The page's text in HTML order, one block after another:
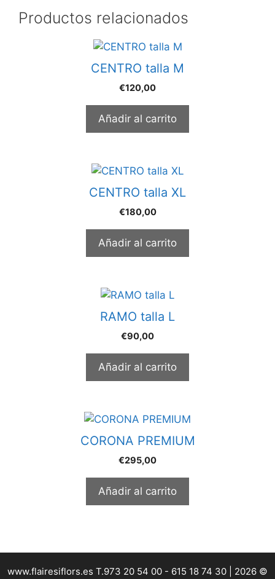
Productos relacionados
CENTRO talla M
€120,00
Añadir al carrito
CENTRO talla XL
€180,00
Añadir al carrito
RAMO talla L
€90,00
Añadir al carrito
CORONA PREMIUM
€295,00
Añadir al carrito
www.flairesiflors.es T.973 20 54 00 - 615 18 74 30 | 2026 ©